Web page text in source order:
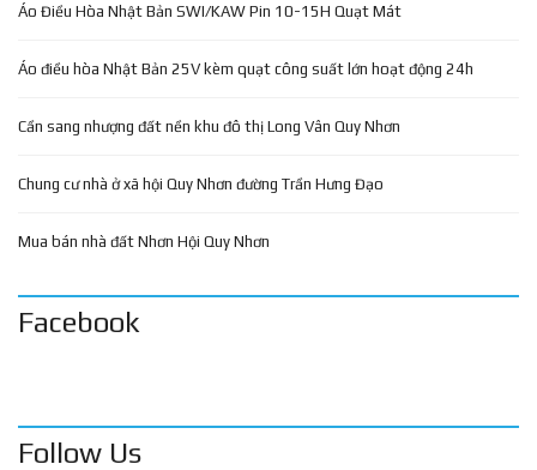
Áo Điều Hòa Nhật Bản SWI/KAW Pin 10-15H Quạt Mát
Áo điều hòa Nhật Bản 25V kèm quạt công suất lớn hoạt động 24h
Cần sang nhượng đất nền khu đô thị Long Vân Quy Nhơn
Chung cư nhà ở xã hội Quy Nhơn đường Trần Hưng Đạo
Mua bán nhà đất Nhơn Hội Quy Nhơn
Facebook
Follow Us